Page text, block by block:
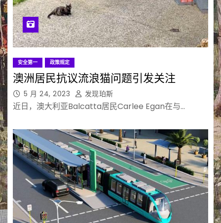
安全第一 政策规定
澳洲居民抗议流浪猫问题引发关注
5 月 24, 2023 发现珀斯
近日，澳大利亚Balcatta居民Carlee Egan在与…